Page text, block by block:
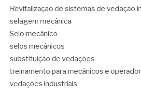
Revitalização de sistemas de vedação
selagem mecânica
Selo mecânico
selos mecânicos
substituição de vedações
treinamento para mecânicos e
vedações industriais